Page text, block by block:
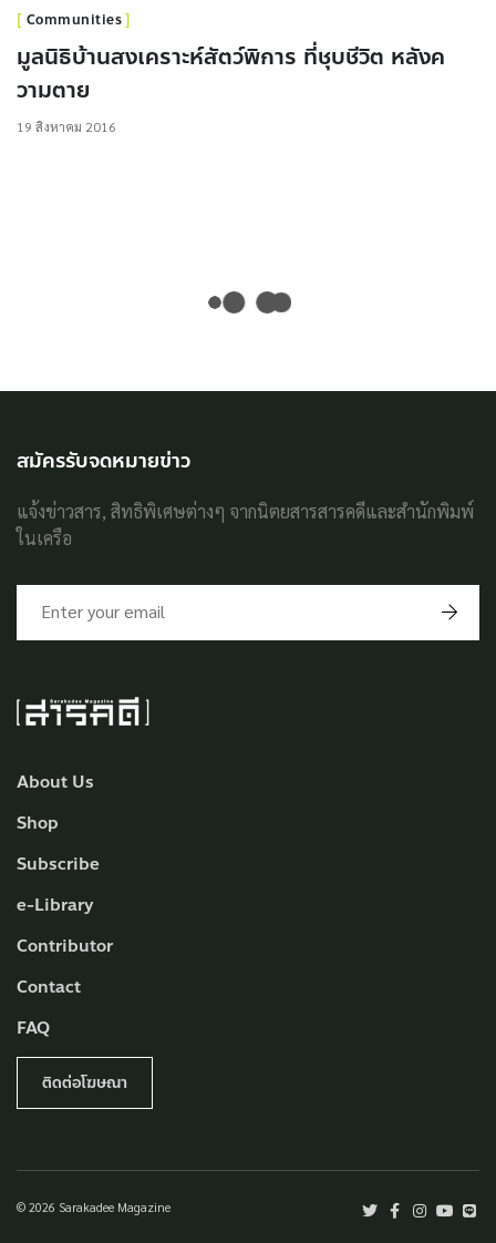
Communities
มูลนิธิบ้านสงเคราะห์สัตว์พิการ ที่ชุบชีวิต หลังค
วามตาย
19 สิงหาคม 2016
About Us
Shop
Subscribe
e-Library
Contributor
Contact
FAQ
ติดต่อโฆษณา
© 2026 Sarakadee Magazine
สมัครรับจดหมายข่าว
แจ้งข่าวสาร, สิทธิพิเศษต่างๆ จากนิตยสารสารคดีและสำนักพิมพ์
ในเครือ